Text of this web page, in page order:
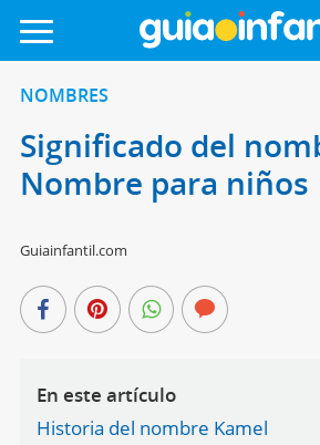
NOMBRES
Significado del
Nombre para niños
Guiainfantil.com
En este artículo
Historia del nombre Kamel